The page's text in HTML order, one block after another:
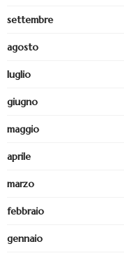
settembre
agosto
luglio
giugno
maggio
aprile
marzo
febbraio
gennaio